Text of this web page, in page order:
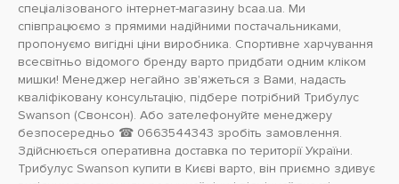
спеціалізованого інтернет-магазину bcaa.ua. Ми
співпрацюємо з прямими надійними постачальниками,
пропонуємо вигідні ціни виробника. Спортивне харчування
всесвітньо відомого бренду варто придбати одним кліком
мишки! Менеджер негайно зв'яжеться з Вами, надасть
кваліфіковану консультацію, підбере потрібний Трибулус
Swanson (Свонсон). Або зателефонуйте менеджеру
безпосередньо ☎ 0663544343 зробіть замовлення.
Здійснюється оперативна доставка по території України.
Трибулус Swanson купити в Києві варто, він приємно здивує